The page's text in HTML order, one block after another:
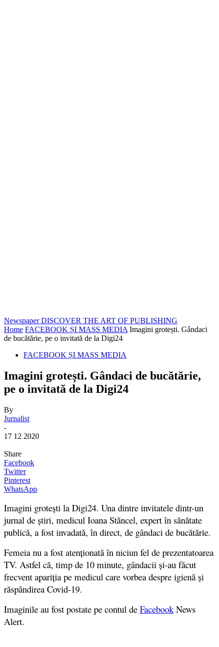
Newspaper DISCOVER THE ART OF PUBLISHING
Home FACEBOOK ȘI MASS MEDIA Imagini grotești. Gândaci
de bucătărie, pe o invitată de la Digi24
FACEBOOK ȘI MASS MEDIA
Imagini grotești. Gândaci de bucătărie,
pe o invitată de la Digi24
By
Jurnalist
-
17 12 2020
Share
Facebook
Twitter
Pinterest
WhatsApp
Imagini groteşti la Digi24. Una dintre invitatele dintr-un
jurnal de ştiri, medicul Ioana Stăncel, expert în sănătate
publică, a fost invadată, în direct, de gândaci de bucătărie.
Femeia nu a fost atenţionată în niciun fel de prezentatoarea
TV. Astfel că, timp de 10 minute, gândacii și-au făcut
frecvent apariția pe medicul care vorbea despre igienă și
răspândirea Covid-19.
Imaginile au fost postate pe contul de Facebook News
Alert.